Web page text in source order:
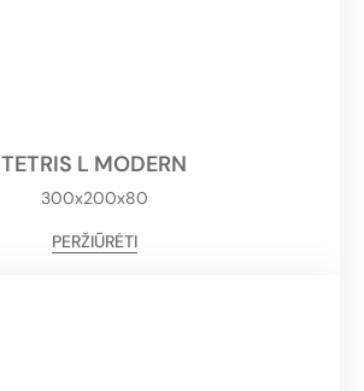
TETRIS L MODERN
300x200x80
PERŽIŪRĖTI